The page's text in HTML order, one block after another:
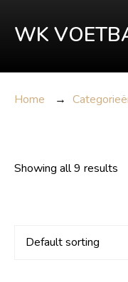
WK
Home →
Showing all 9 results